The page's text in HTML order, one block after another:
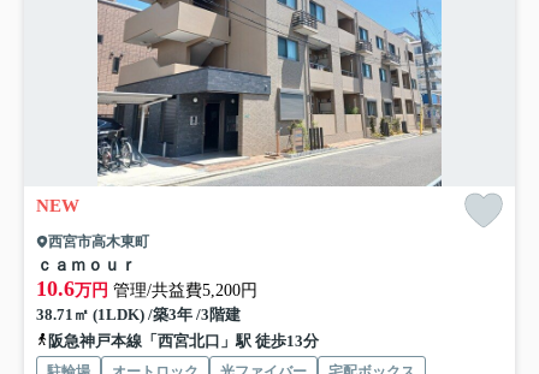
NEW
西宮市高木東町
ｃａｍｏｕｒ
10.6万円 管理/共益費5,200円
38.71㎡ (1LDK) /築3年 /3階建
阪急神戸本線「西宮北口」駅 徒歩13分